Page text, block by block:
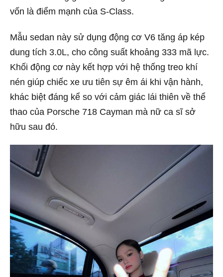
vốn là điểm mạnh của S-Class.
Mẫu sedan này sử dụng động cơ V6 tăng áp kép
dung tích 3.0L, cho công suất khoảng 333 mã lực.
Khối động cơ này kết hợp với hệ thống treo khí
nén giúp chiếc xe ưu tiên sự êm ái khi vận hành,
khác biệt đáng kể so với cảm giác lái thiên về thể
thao của Porsche 718 Cayman mà nữ ca sĩ sở
hữu sau đó.